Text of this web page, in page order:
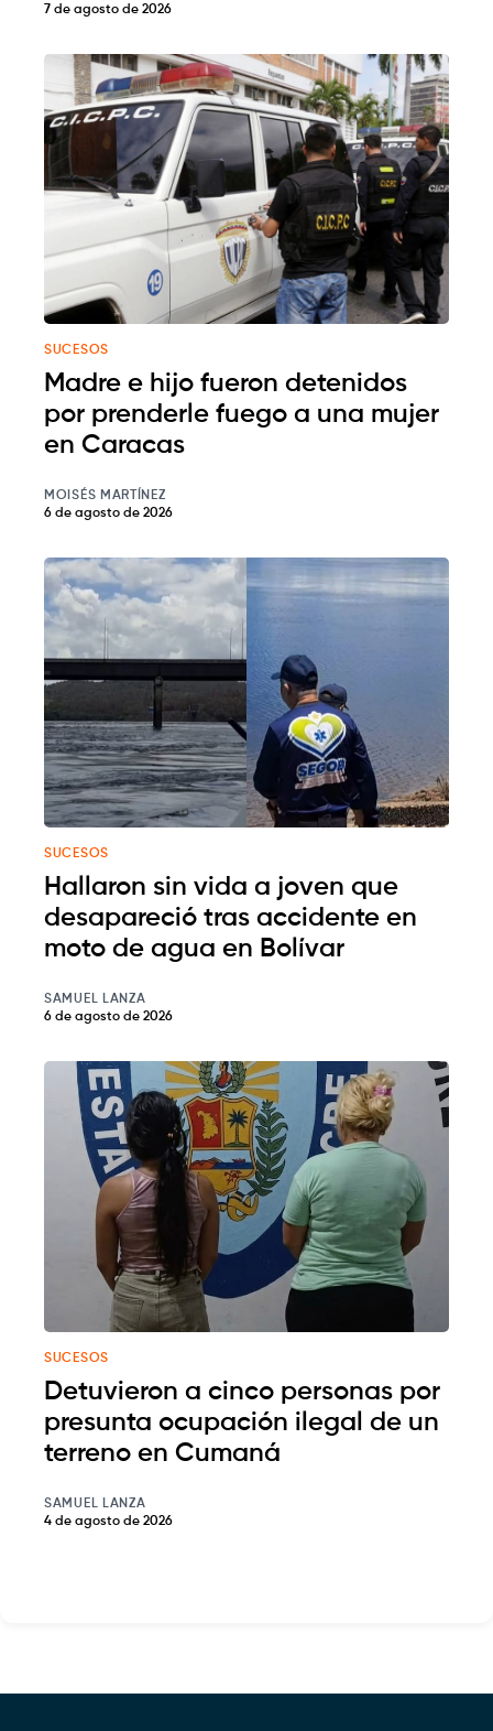
7 de agosto de 2026
SUCESOS
Madre e hijo fueron detenidos
por prenderle fuego a una mujer
en Caracas
MOISÉS MARTÍNEZ
6 de agosto de 2026
SUCESOS
Hallaron sin vida a joven que
desapareció tras accidente en
moto de agua en Bolívar
SAMUEL LANZA
6 de agosto de 2026
SUCESOS
Detuvieron a cinco personas por
presunta ocupación ilegal de un
terreno en Cumaná
SAMUEL LANZA
4 de agosto de 2026